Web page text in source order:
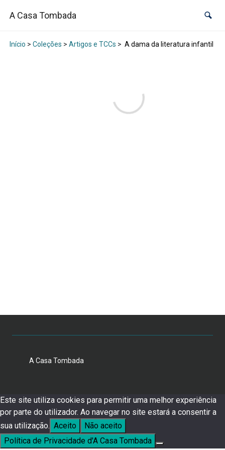
A Casa Tombada
Início > Coleções > Artigos e TCCs > A dama da literatura infantil –
A Casa Tombada
Este site utiliza cookies para permitir uma melhor experiência
por parte do utilizador. Ao navegar no site estará a consentir a
sua utilização. Aceito
Não aceito
Política de Privacidade d'A Casa Tombada